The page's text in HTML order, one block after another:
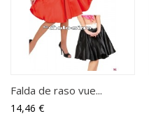
Falda de raso vue...
14,46 €